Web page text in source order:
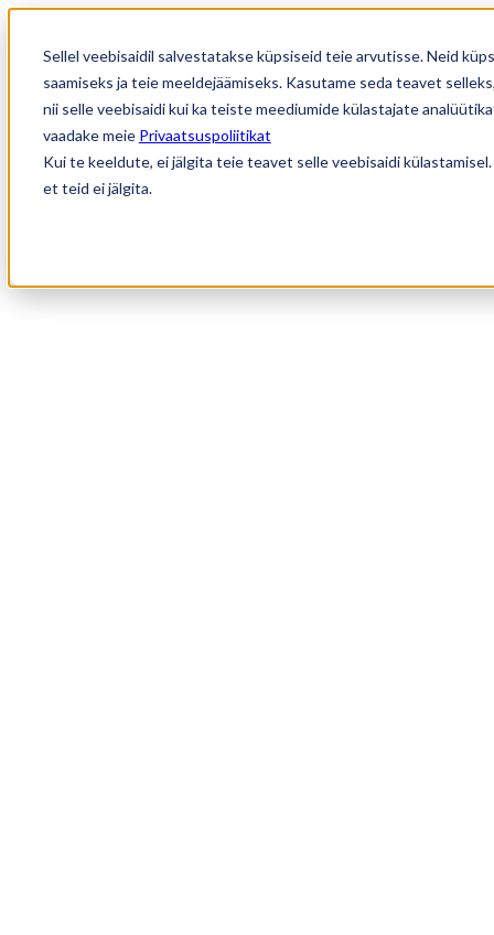
Sellel veebisaidil salvestatakse küpsiseid teie arvutisse. Neid
saamiseks ja teie meeldejäämiseks. Kasutame seda teavet
nii selle veebisaidi kui ka teiste meediumide külastajate
vaadake meie Privaatsuspoliitikat
Kui te keeldute, ei jälgita teie teavet selle veebisaidi
et teid ei jälgita.
Mudelivalik